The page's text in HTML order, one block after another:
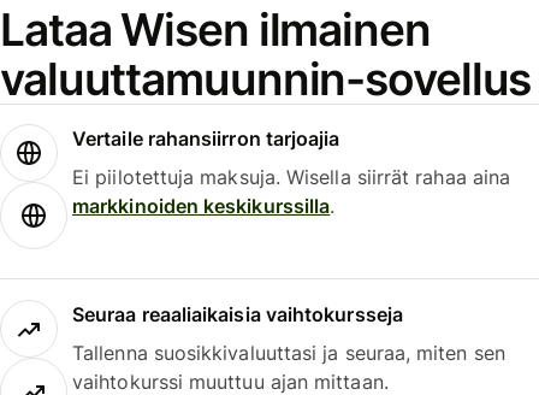
Lataa Wisen ilmainen
valuuttamuunnin-sovellus
Vertaile rahansiirron tarjoajia
Ei piilotettuja maksuja. Wisella siirrät rahaa aina
markkinoiden keskikurssilla.
Seuraa reaaliaikaisia vaihtokursseja
Tallenna suosikkivaluuttasi ja seuraa, miten sen
vaihtokurssi muuttuu ajan mittaan.